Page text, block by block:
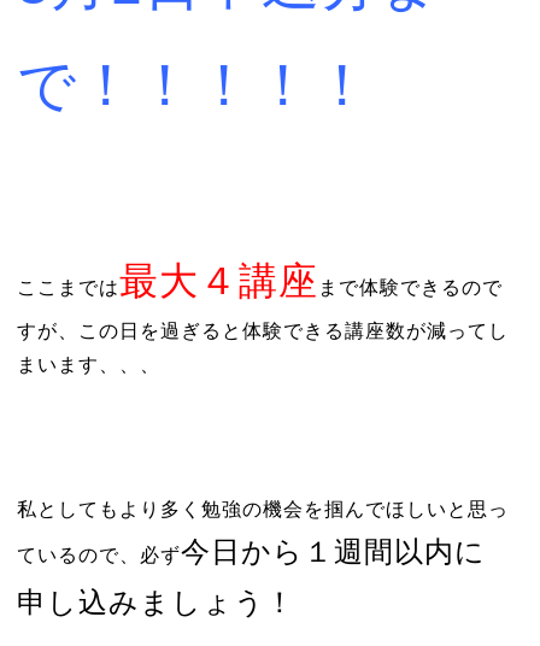
で！！！！！
ここまでは最大４講座 まで体験できるので
すが、この日を過ぎると体験できる講座数が減ってし
まいます、、、
私としてもより多く勉強の機会を掴んでほしいと思っ
ているので、必ず今日から１週間以内に
申し込みましょう！